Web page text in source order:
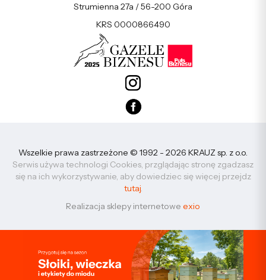
Strumienna 27a / 56-200 Góra
KRS 0000866490
Wszelkie prawa zastrzeżone © 1992 - 2026 KRAUZ sp. z o.o.
Serwis używa technologi Cookies, przglądając stronę zgadzasz
się na ich wykorzystywanie, aby dowiedziec się więcej przejdz
tutaj.
Realizacja sklepy internetowe exio